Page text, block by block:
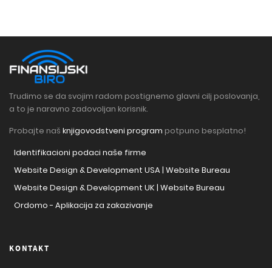
Trudimo se da svojim radom postignemo glavni cilj poslovanja,
a to je naravno zadovoljan korisnik.
Probajte naš knjigovodstveni program potpuno besplatno!
Identifikacioni podaci naše firme
Website Design & Development USA | Website Bureau
Website Design & Development UK | Website Bureau
Ordomo - Aplikacija za zakazivanje
KONTAKT